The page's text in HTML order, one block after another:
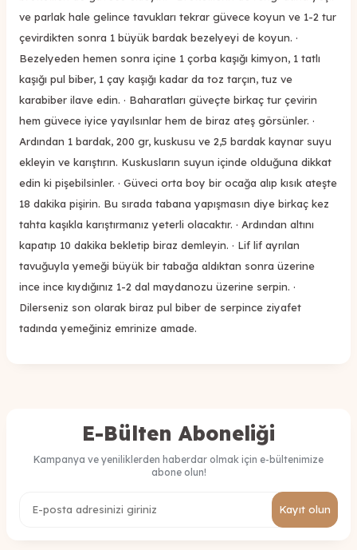
ve parlak hale gelince tavukları tekrar güvece koyun ve 1-2 tur
çevirdikten sonra 1 büyük bardak bezelyeyi de koyun. ·
Bezelyeden hemen sonra içine 1 çorba kaşığı kimyon, 1 tatlı
kaşığı pul biber, 1 çay kaşığı kadar da toz tarçın, tuz ve
karabiber ilave edin. · Baharatları güveçte birkaç tur çevirin
hem güvece iyice yayılsınlar hem de biraz ateş görsünler. ·
Ardından 1 bardak, 200 gr, kuskusu ve 2,5 bardak kaynar suyu
ekleyin ve karıştırın. Kuskusların suyun içinde olduğuna dikkat
edin ki pişebilsinler. · Güveci orta boy bir ocağa alıp kısık ateşte
18 dakika pişirin. Bu sırada tabana yapışmasın diye birkaç kez
tahta kaşıkla karıştırmanız yeterli olacaktır. · Ardından altını
kapatıp 10 dakika bekletip biraz demleyin. · Lif lif ayrılan
tavuğuyla yemeği büyük bir tabağa aldıktan sonra üzerine
ince ince kıydığınız 1-2 dal maydanozu üzerine serpin. ·
Dilerseniz son olarak biraz pul biber de serpince ziyafet
tadında yemeğiniz emrinize amade.
E-Bülten Aboneliği
Kampanya ve yeniliklerden haberdar olmak için e-bültenimize
abone olun!
Kayıt olun